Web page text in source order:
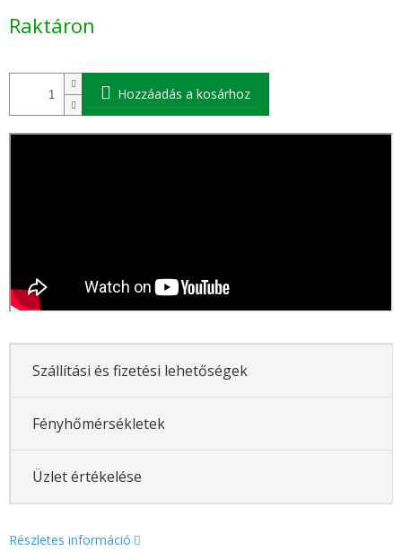
Raktáron
Hozzáadás a kosárhoz
Szállítási és fizetési lehetőségek
Fényhőmérsékletek
Üzlet értékelése
Részletes információ